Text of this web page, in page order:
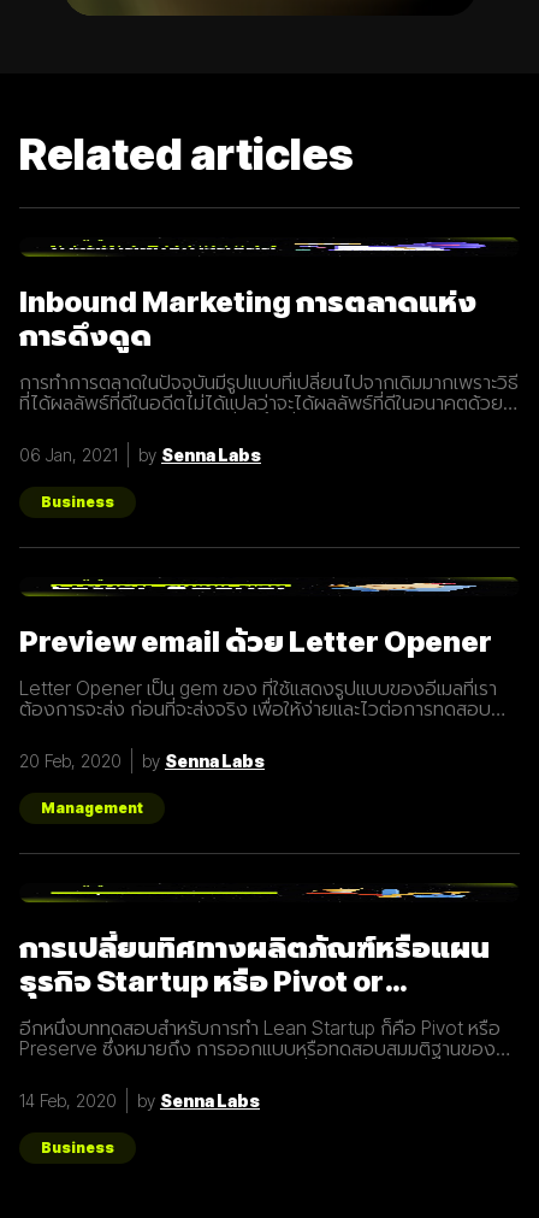
Related articles
Inbound Marketing การตลาดแห่ง
การดึงดูด
การทำการตลาดในปัจจุบันมีรูปแบบที่เปลี่ยนไปจากเดิมมากเพราะวิธี
ที่ได้ผลลัพธ์ที่ดีในอดีตไม่ได้แปลว่าจะได้ผลลัพธ์ที่ดีในอนาคตด้วย
การปรับรูปแบบการทำการตลาดในการสร้างแรงดึงดูดผู้คนและ
คอยส่งมอบคุณค่าเพื่อให้เข้าถึงและสื่อสารกับกลุ่มเป้าหมายได้
อย่างมีประสิทธิภาพ Inbound Marketing คืออะไร Inbound
Marketing คือ การทำการตลาดผ่าน Content ต่างๆ เพื่อดึงดูด
กลุ่มเป้าหมายเข้ามา และตอบสนองความต้องการของลูกค้า โดย
อาจจะทำผ่านเว็บไซต์ หรือผ่านสื่อ Social Media ต่าง ๆ ซึ่งใน
และเทคโนโลยีที่พัฒนาขึ้นมาในปัจจุบันทำให้การทำการตลาดแบบ
Inbound Marketing ยังช่วยสร้างความสัมพันธ์และความน่าเชื่อ
ถือให้กับธุรกิจได้เป็นอย่างดีอีกด้วย หลักการของ Inbound
06 Jan, 2021 by Senna Labs
Business
Preview email ด้วย Letter Opener
Letter Opener เป็น gem ของ ที่ใช้แสดงรูปแบบของอีเมลที่เรา
ต้องการจะส่ง ก่อนที่จะส่งจริง เพื่อให้ง่ายและไวต่อการทดสอบ
นั้นรัน `bundle install` # Gemfile group :development do
gem "letter_opener" gem "letter_opener_web", "~> 1.0"
end กำหนดการส่งอีเมลโดยใช้ letter_opener (กรณี
Production จะใช้เป็น :smtp) #
config/environments/development.rb
config.action_mailer.delivery_method
20 Feb, 2020 by Senna Labs
Management
การเปลี่ยนทิศทางผลิตภัณฑ์หรือแผน
ธุรกิจ Startup หรือ Pivot or
Preserve
อีกหนึ่งบททดสอบสำหรับการทำ Lean Startup ก็คือ Pivot หรือ
Preserve ซึ่งหมายถึง การออกแบบหรือทดสอบสมมติฐานของ
ที่คาดคิด จึงต้องเปลี่ยนทิศทางเพื่อให้ตอบโจทย์ความต้องการ
ของผู้ใช้ให้มากที่สุด ตัวอย่างการทำ Pivot ตอนแรก Groupon เป็น
Online Activism Platform คือแพลตฟอร์มที่มีไว้เพื่อสร้าง
แคมเปญรณรงค์หรือการเปลี่ยนแปลงบางอย่างในสังคม ซึ่งตอน
แรกแทบจะไม่มีคนเข้ามาใช้งานเลย และแล้วผู้ก่อตั้ง Groupon ก็ได้
14 Feb, 2020 by Senna Labs
Business